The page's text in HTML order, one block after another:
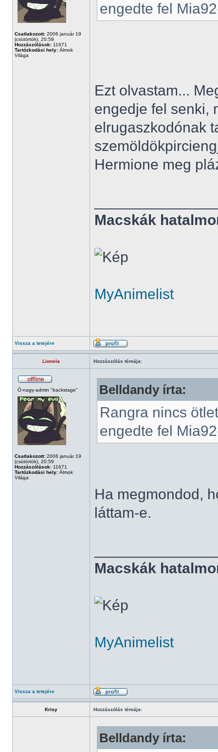
Csatlakozott: 2006 január 19
(csütörtök), 20:59
Hozzászólások: 11671
Tartózkodási hely: Álmok
Világa
engedte fel
Ezt olvastam...
engedje fel senki,
elrugaszkodónak
Hermione meg
Macskák
MyAnimelist
Vissza a tetejére
Lionela Hozzászólás témája:
Ó-nagy-admin "backstage"
Csatlakozott: 2006 január 19
(csütörtök), 20:59
Hozzászólások: 11671
Tartózkodási hely: Álmok
Világa
Belldandy írta:
Rangra nincs
engedte fel
Ha megmondod,
láttam-e.
Macskák
MyAnimelist
Vissza a tetejére
Krisy Hozzászólás témája:
Belldandy írta: